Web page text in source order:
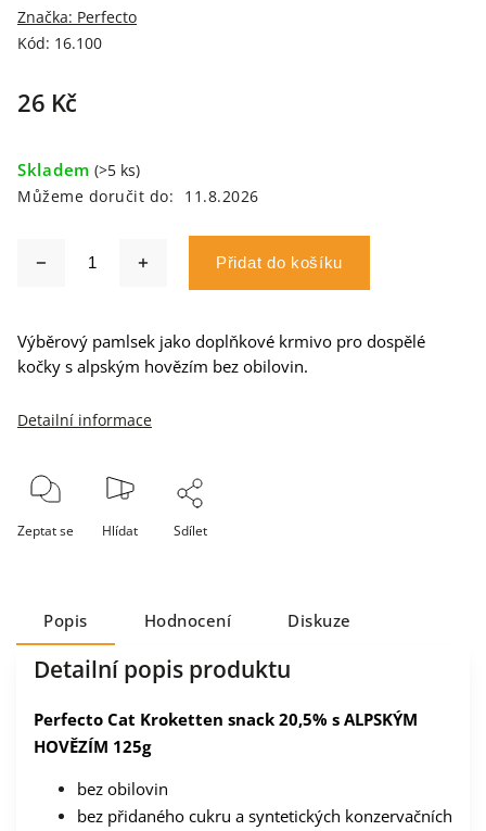
Kód: 16.100
Značka: Perfecto
26 Kč
Skladem (>5 ks)
Můžeme doručit do:
11.8.2026
Přidat do košíku
Výběrový pamlsek jako doplňkové krmivo pro dospělé
kočky s alpským hovězím bez obilovin.
Detailní informace
Zeptat se Hlídat Sdílet
Popis Hodnocení Diskuze
Detailní popis produktu
Perfecto Cat Kroketten snack 20,5% s ALPSKÝM
HOVĚZÍM 125g
bez obilovin
bez přidaného cukru a syntetických konzervačních